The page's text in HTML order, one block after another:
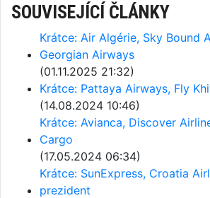
SOUVISEJÍCÍ ČLÁNKY
Krátce: Air Algérie, Sky Bound
Georgian Airways
(01.11.2025 21:32)
Krátce: Pattaya Airways, Fly
(14.08.2024 10:46)
Krátce: Avianca, Discover
Cargo
(17.05.2024 06:34)
Krátce: SunExpress, Croatia
prezident